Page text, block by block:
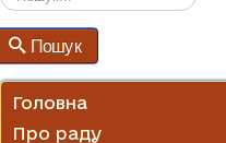
ОГОЛОШЕННЯ
ГРАФІКИ ПРИЙОМУ
Пошук
Головна
Про раду